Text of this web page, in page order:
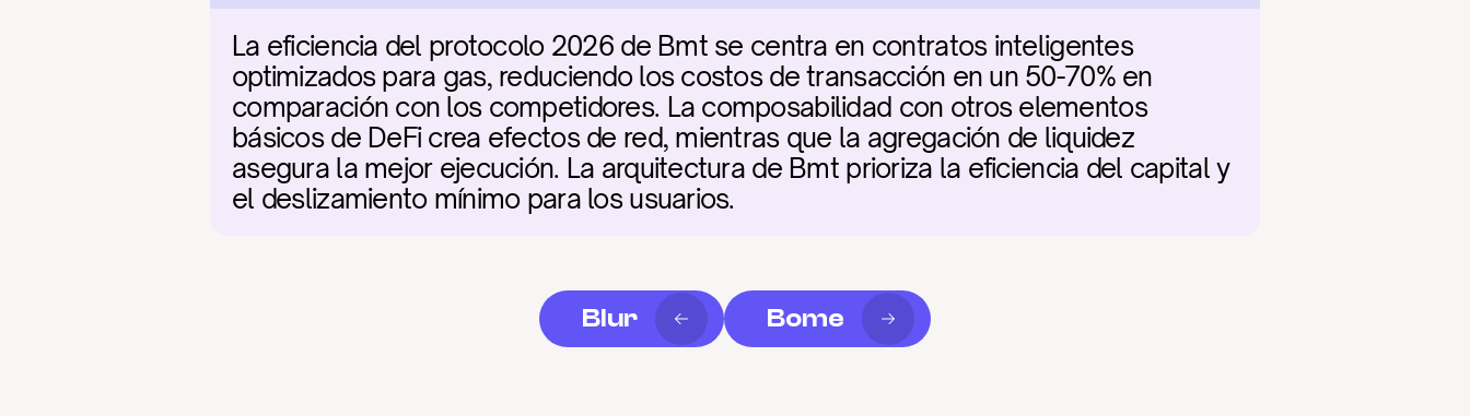
La eficiencia del protocolo 2026 de Bmt se centra en contratos inteligentes
optimizados para gas, reduciendo los costos de transacción en un 50-70% en
comparación con los competidores. La composabilidad con otros elementos
básicos de DeFi crea efectos de red, mientras que la agregación de liquidez
asegura la mejor ejecución. La arquitectura de Bmt prioriza la eficiencia del capital y
el deslizamiento mínimo para los usuarios.
Blur Bome